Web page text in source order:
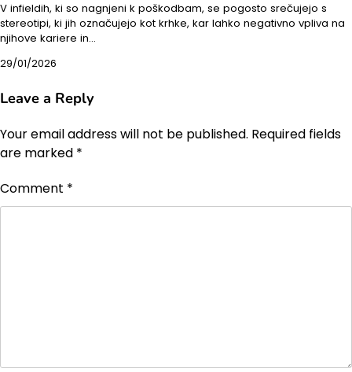
V infieldih, ki so nagnjeni k poškodbam, se pogosto srečujejo s
stereotipi, ki jih označujejo kot krhke, kar lahko negativno vpliva na
njihove kariere in…
29/01/2026
Leave a Reply
Your email address will not be published. Required fields
are marked *
Comment *